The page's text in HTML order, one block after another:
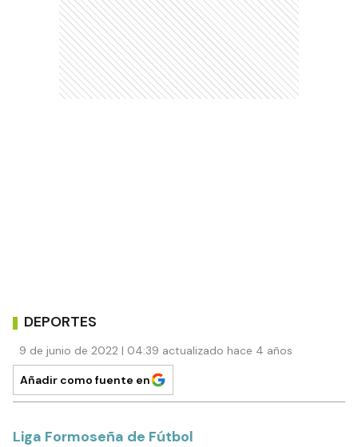
DEPORTES
9 de junio de 2022 | 04:39 actualizado hace 4 años
Añadir como fuente en
Liga Formoseña de Fútbol